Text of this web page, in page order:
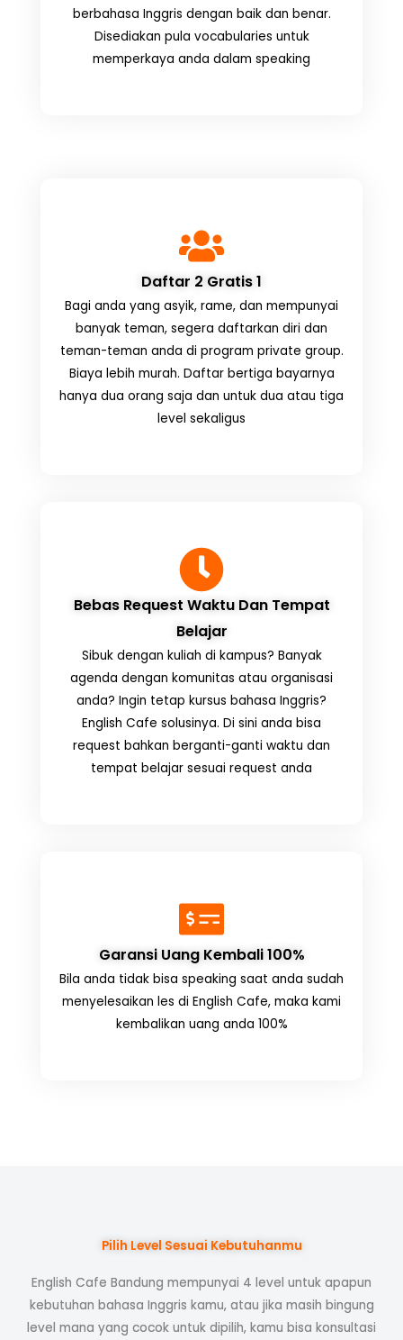
berbahasa Inggris dengan baik dan benar.
Disediakan pula vocabularies untuk
memperkaya anda dalam speaking
Daftar 2 Gratis 1
Bagi anda yang asyik, rame, dan mempunyai
banyak teman, segera daftarkan diri dan
teman-teman anda di program private group.
Biaya lebih murah. Daftar bertiga bayarnya
hanya dua orang saja dan untuk dua atau tiga
level sekaligus
Bebas Request Waktu Dan Tempat
Belajar
Sibuk dengan kuliah di kampus? Banyak
agenda dengan komunitas atau organisasi
anda? Ingin tetap kursus bahasa Inggris?
English Cafe solusinya. Di sini anda bisa
request bahkan berganti-ganti waktu dan
tempat belajar sesuai request anda
Garansi Uang Kembali 100%
Bila anda tidak bisa speaking saat anda sudah
menyelesaikan les di English Cafe, maka kami
kembalikan uang anda 100%
Pilih Level Sesuai Kebutuhanmu
English Cafe Bandung mempunyai 4 level untuk apapun
kebutuhan bahasa Inggris kamu, atau jika masih bingung
level mana yang cocok untuk dipilih, kamu bisa konsultasi